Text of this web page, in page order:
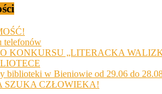
telefonów
KONKURSU „LITERACKA
biblioteki w Bieniowie od 29.06 do
SZUKA CZŁOWIEKA!